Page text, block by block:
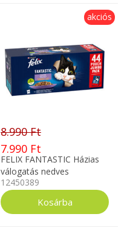
akciós
8.990 Ft
7.990 Ft
FELIX FANTASTIC Házias
válogatás nedves
macskaeledel 44x85g
12450389